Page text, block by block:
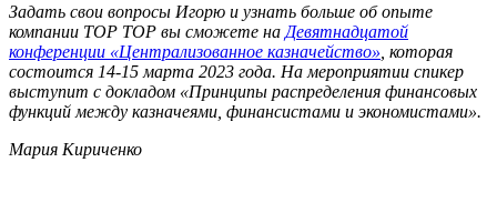
Задать свои вопросы Игорю и узнать больше об опыте
компании TOP TOP вы сможете на Девятнадцатой
конференции «Централизованное казначейство» , которая
состоится 14-15 марта 2023 года. На мероприятии спикер
выступит с докладом «Принципы распределения финансовых
функций между казначеями, финансистами и экономистами».
Мария Кириченко